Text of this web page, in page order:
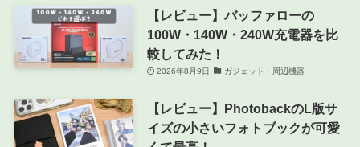
【レビュー】バッファローの
100W・140W・240W充電器を比
較してみた！
2026年8月9日 ガジェット・周辺機器
【レビュー】PhotobackのL版サ
イズの小さいフォトブックが可愛